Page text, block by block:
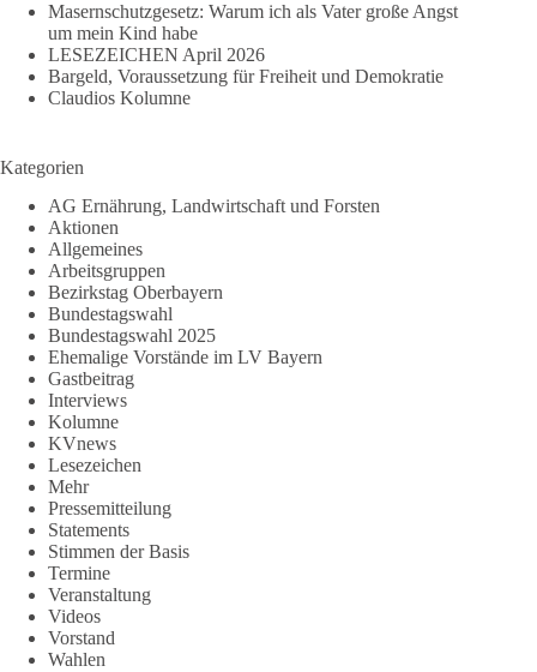
Masernschutzgesetz: Warum ich als Vater große Angst
um mein Kind habe
LESEZEICHEN April 2026
Bargeld, Voraussetzung für Freiheit und Demokratie
Claudios Kolumne
Kategorien
AG Ernährung, Landwirtschaft und Forsten
Aktionen
Allgemeines
Arbeitsgruppen
Bezirkstag Oberbayern
Bundestagswahl
Bundestagswahl 2025
Ehemalige Vorstände im LV Bayern
Gastbeitrag
Interviews
Kolumne
KVnews
Lesezeichen
Mehr
Pressemitteilung
Statements
Stimmen der Basis
Termine
Veranstaltung
Videos
Vorstand
Wahlen